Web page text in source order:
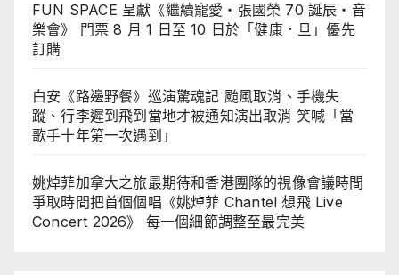
FUN SPACE 呈獻《繼續寵愛・張國榮 70 誕辰・音
樂會》 門票 8 月 1 日至 10 日於「健康．旦」優先
訂購
白安《路邊野餐》巡演驚魂記 颱風取消、手機失
蹤、行李遲到飛到當地才被通知演出取消 笑喊「當
歌手十年第一次遇到」
姚焯菲加拿大之旅最期待和香港團隊的視像會議時間
爭取時間把首個個唱《姚焯菲 Chantel 想飛 Live
Concert 2026》 每一個細節調整至最完美